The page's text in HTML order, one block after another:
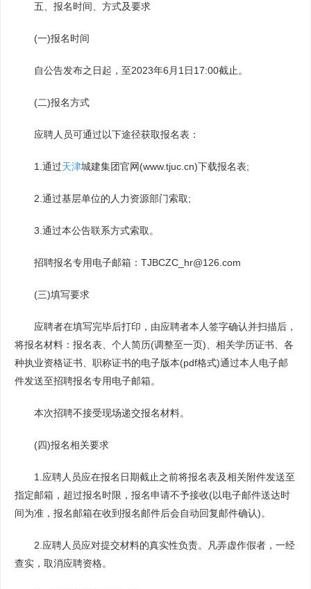
五、报名时间、方式及要求
(一)报名时间
自公告发布之日起，至2023年6月1日17:00截止。
(二)报名方式
应聘人员可通过以下途径获取报名表：
1.通过天津城建集团官网(www.tjuc.cn)下载报名表;
2.通过基层单位的人力资源部门索取;
3.通过本公告联系方式索取。
招聘报名专用电子邮箱：TJBCZC_hr@126.com
(三)填写要求
应聘者在填写完毕后打印，由应聘者本人签字确认并扫描后，
将报名材料：报名表、个人简历(调整至一页)、相关学历证书、各
种执业资格证书、职称证书的电子版本(pdf格式)通过本人电子邮
件发送至招聘报名专用电子邮箱。
本次招聘不接受现场递交报名材料。
(四)报名相关要求
1.应聘人员应在报名日期截止之前将报名表及相关附件发送至
指定邮箱，超过报名时限，报名申请不予接收(以电子邮件送达时
间为准，报名邮箱在收到报名邮件后会自动回复邮件确认)。
2.应聘人员应对提交材料的真实性负责。凡弄虚作假者，一经
查实，取消应聘资格。